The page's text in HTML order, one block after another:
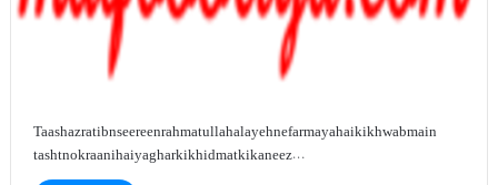
Taashazrat ibn seereen rahmatullah alayeh ne farmaya hai ki khwab main
tasht nokraani hai ya ghar ki khidmat ki kaneez…